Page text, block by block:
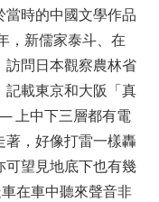
當時的中國文學作品
，新儒家泰斗、在
訪問日本觀察農林省
載東京和大阪「真
上中下三層都有電
，好像打雷一樣轟
望見地底下也有幾
在車中聽來聲音非